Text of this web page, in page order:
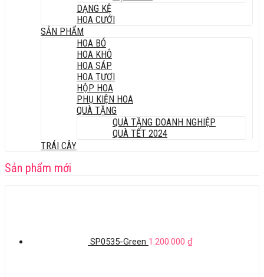
DẠNG KỆ
HOA CƯỚI
SẢN PHẨM
HOA BÓ
HOA KHÔ
HOA SÁP
HOA TƯƠI
HỘP HOA
PHỤ KIỆN HOA
QUÀ TẶNG
QUÀ TẶNG DOANH NGHIỆP
QUÀ TẾT 2024
TRÁI CÂY
Sản phẩm mới
SP0535-Green 1.200.000 ₫